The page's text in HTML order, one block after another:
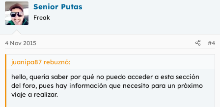
Senior Putas
Freak
4 Nov 2015 #4
juanipa87 rebuznó:
hello, quería saber por qué no puedo acceder a esta sección
del foro, pues hay información que necesito para un próximo
viaje a realizar.